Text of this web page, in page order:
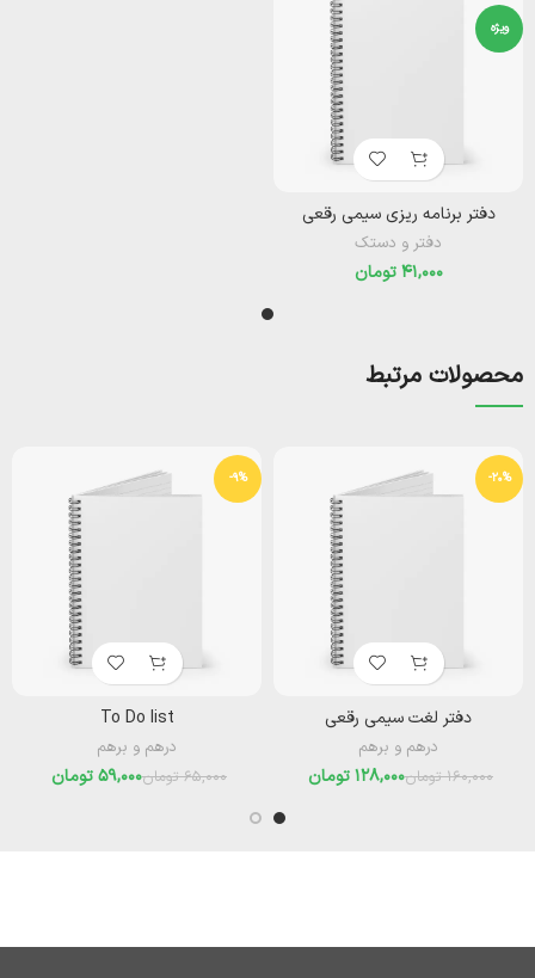
ویژه
دفتر برنامه ریزی سیمی رقعی
دفتر و دستک
تومان
محصولات مرتبط
-20%
دفتر لغت سیمی رقعی
درهم و برهم
160,000 تومان128,000تومان
-9%
To Do list
درهم و برهم
65,000 تومان59,000تومان